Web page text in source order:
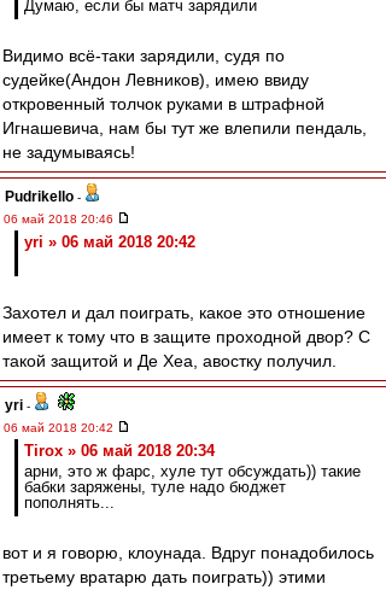
Думаю, если бы матч зарядили
Видимо всё-таки зарядили, судя по
судейке(Андон Левников), имею ввиду
откровенный толчок руками в штрафной
Игнашевича, нам бы тут же влепили пендаль,
не задумываясь!
Pudrikello -
06 май 2018 20:46
yri » 06 май 2018 20:42
Захотел и дал поиграть, какое это отношение
имеет к тому что в защите проходной двор? С
такой защитой и Де Хеа, авостку получил.
yri -
06 май 2018 20:42
Tirox » 06 май 2018 20:34
арни, это ж фарс, хуле тут обсуждать)) такие
бабки заряжены, туле надо бюджет
пополнять...
вот и я говорю, клоунада. Вдруг понадобилось
третьему вратарю дать поиграть)) этими